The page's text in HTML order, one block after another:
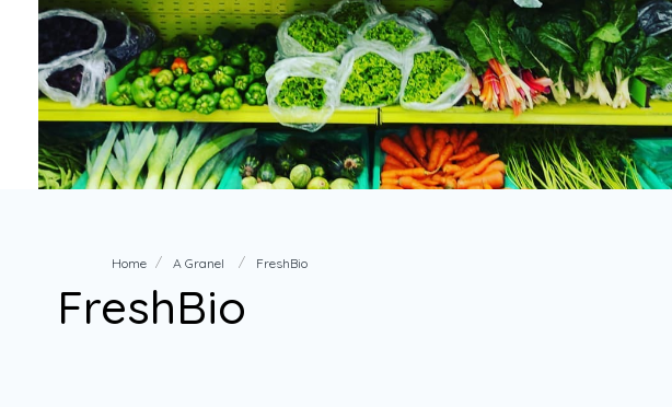
Home A Granel FreshBio
FreshBio